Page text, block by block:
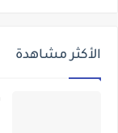
الأكثر مشاهدة